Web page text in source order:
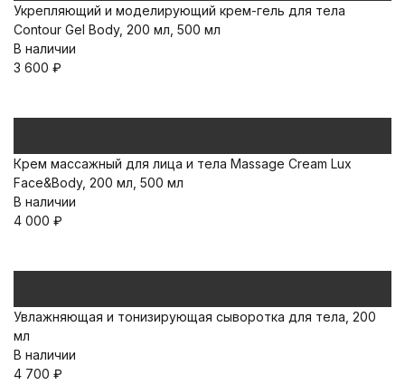
Укрепляющий и моделирующий крем-гель для тела
Contour Gel Body, 200 мл, 500 мл
В наличии
3 600 ₽
Крем массажный для лица и тела Massage Cream Lux
Face&Body, 200 мл, 500 мл
В наличии
4 000 ₽
Увлажняющая и тонизирующая сыворотка для тела, 200
мл
В наличии
4 700 ₽